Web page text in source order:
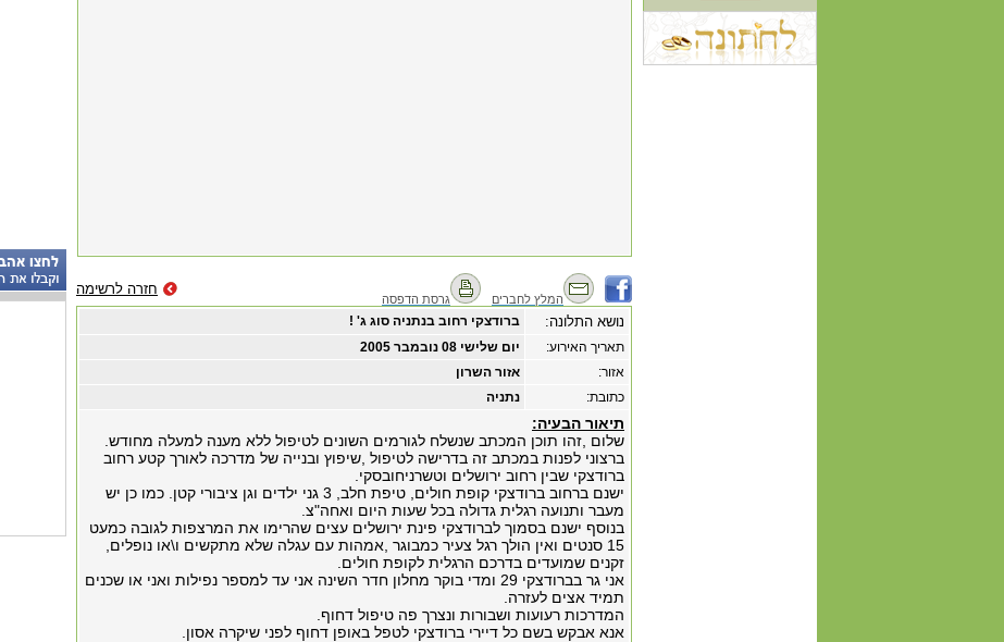
חזרה לרשימה
גרסת הדפסה המלץ לחברים
ברודצקי רחוב בנתניה סוג ג' ! נושא התלונה:
‏יום שלישי ‏08 ‏נובמבר ‏2005
תאריך האירוע:
אזור השרון
אזור:
נתניה
כתובת:
תיאור הבעיה:
שלום ,זהו תוכן המכתב שנשלח לגורמים השונים לטיפול ללא מענה למעלה מחודש.
ברצוני לפנות במכתב זה בדרישה לטיפול ,שיפוץ ובנייה של מדרכה לאורך קטע רחוב
ברודצקי שבין רחוב ירושלים וטשרניחובסקי.
ישנם ברחוב ברודצקי קופת חולים, טיפת חלב, 3 גני ילדים וגן ציבורי קטן. כמו כן יש
מעבר ותנועה רגלית גדולה בכל שעות היום ואחה"צ.
בנוסף ישנם בסמוך לברודצקי פינת ירושלים עצים שהרימו את המרצפות לגובה כמעט
15 סנטים ואין הולך רגל צעיר כמבוגר ,אמהות עם עגלה שלא מתקשים ו\או נופלים,
זקנים שמועדים בדרכם הרגלית לקופת חולים.
אני גר בברודצקי 29 ומדי בוקר מחלון חדר השינה אני עד למספר נפילות ואני או שכנים
תמיד אצים לעזרה.
המדרכות רעועות ושבורות ונצרך פה טיפול דחוף.
אנא אבקש בשם כל דיירי ברודצקי לטפל באופן דחוף לפני שיקרה אסון.